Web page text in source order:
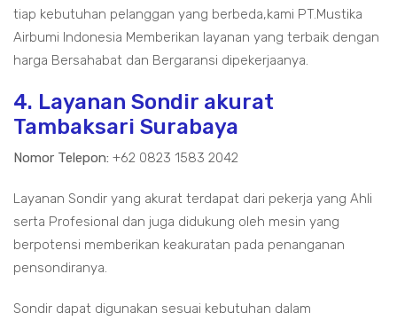
tiap kebutuhan pelanggan yang berbeda,kami PT.Mustika
Airbumi Indonesia Memberikan layanan yang terbaik dengan
harga Bersahabat dan Bergaransi dipekerjaanya.
4. Layanan Sondir akurat
Tambaksari Surabaya
Nomor Telepon: +62 0823 1583 2042
Layanan Sondir yang akurat terdapat dari pekerja yang Ahli
serta Profesional dan juga didukung oleh mesin yang
berpotensi memberikan keakuratan pada penanganan
pensondiranya.
Sondir dapat digunakan sesuai kebutuhan dalam